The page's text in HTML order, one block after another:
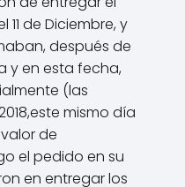
de Diciembre, y
después de
y en esta fecha,
(las
mismo día
de
el pedido en su
en entregar los